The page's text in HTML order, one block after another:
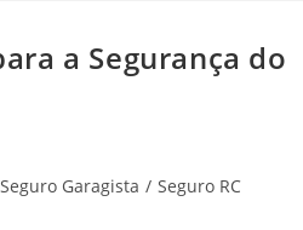
a Segurança do
Seguro Garagista / Seguro RC